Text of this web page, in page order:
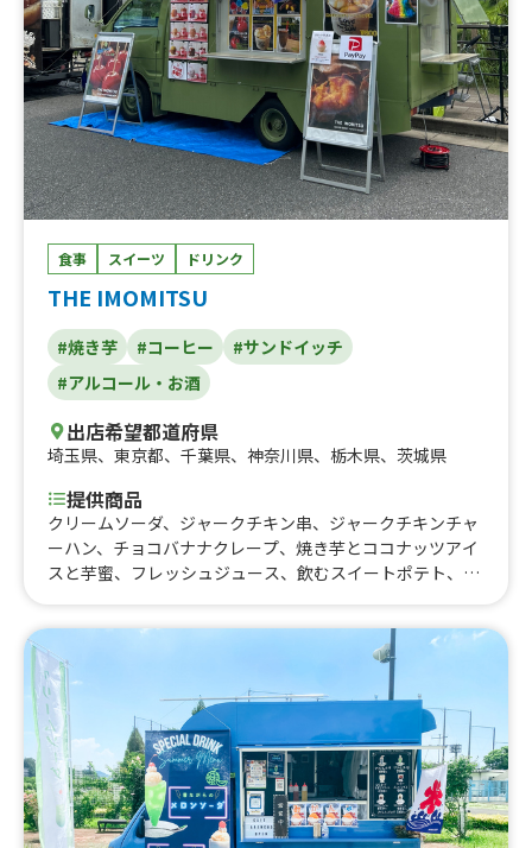
食事 スイーツ ドリンク
THE IMOMITSU
#焼き芋 #コーヒー
#サンドイッチ
#アルコール・お酒
出店希望都道府県
埼玉県、 東京都、 千葉県、 神奈川県、 栃木県、 茨城県
提供商品
クリームソーダ、ジャークチキン串、ジャークチキンチャ
ーハン、チョコバナナクレープ、焼き芋とココナッツアイ
スと芋蜜、フレッシュジュース、飲むスイートポテト、か
さつチップ、コーンスープ、クラムチャウダー、コーヒ
ー、焼き芋サンド、スイートポテト、焼き芋、アサイーボ
ウル、オムライス、コロッケ弁当、唐揚げ弁当、豚カツ弁
当、二郎系ラーメン、たこ焼き（6個入）、レモンサワ
ー、ビール、フライドポテト、からあげ